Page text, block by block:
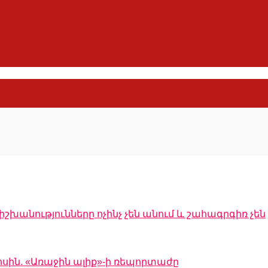
ոչինչ չեն անում և շահագրգիռ չեն
«Առաջին ալիք»-ի ռեպորտաժը